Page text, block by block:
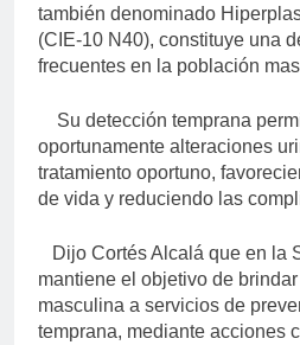
también denominado
(CIE-10 N40), constituye una
frecuentes en la población
Su detección temprana
oportunamente alteraciones
tratamiento oportuno,
de vida y reduciendo las
Dijo Cortés Alcalá que en la
mantiene el objetivo de
masculina a servicios de
temprana, mediante acciones